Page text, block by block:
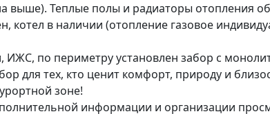
выше). Теплые полы и радиаторы отопления
котел в наличии (отопление газовое
ИЖС, по периметру установлен забор с
для тех, кто ценит комфорт, природу и
зоне!
информации и организации